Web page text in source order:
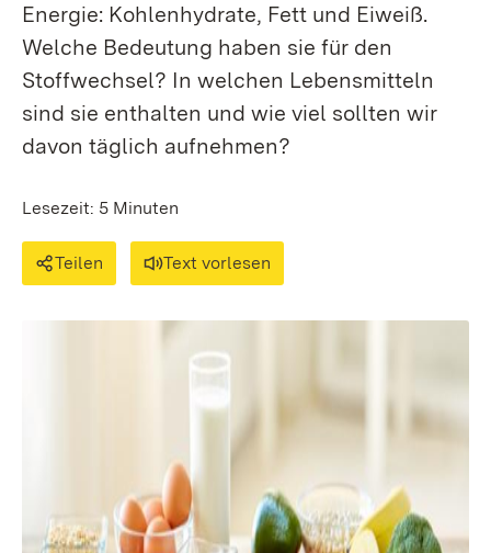
Energie: Kohlenhydrate, Fett und Eiweiß.
Welche Bedeutung haben sie für den
Stoffwechsel? In welchen Lebensmitteln
sind sie enthalten und wie viel sollten wir
davon täglich aufnehmen?
Lesezeit: 5 Minuten
Teilen Text vorlesen